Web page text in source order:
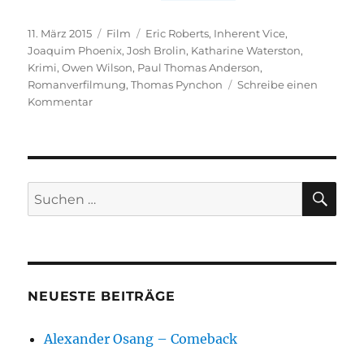
Veröffentlicht
am
11. März 2015 Kategorien
Film Schlagwörter
Eric Roberts, Inherent Vice,
Joaquim Phoenix,Josh Brolin, Katharine Waterston,
Krimi,Owen Wilson, Paul Thomas Anderson,
Romanverfilmung,Thomas Pynchon
Schreibe einen
Kommentarzu
Suchen
nach:
NEUESTE BEITRÄGE
Alexander Osang – Comeback